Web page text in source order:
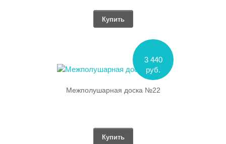
Купить
3 440
руб.
Межполушарная доска №22
Купить